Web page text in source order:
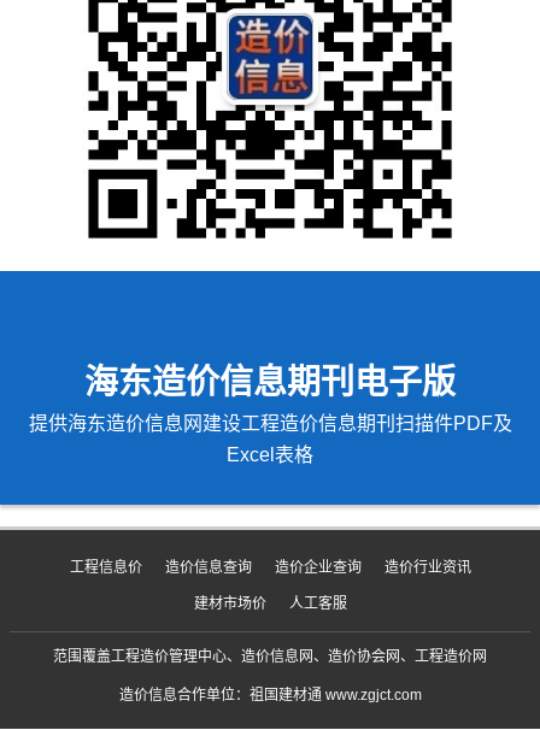
海东造价信息期刊电子版
提供海东造价信息网建设工程造价信息期刊扫描件PDF及
Excel表格
工程信息价 造价信息查询 造价企业查询 造价行业资讯
建材市场价 人工客服
范围覆盖工程造价管理中心、造价信息网、造价协会网、工程造价网
造价信息合作单位：祖国建材通 www.zgjct.com